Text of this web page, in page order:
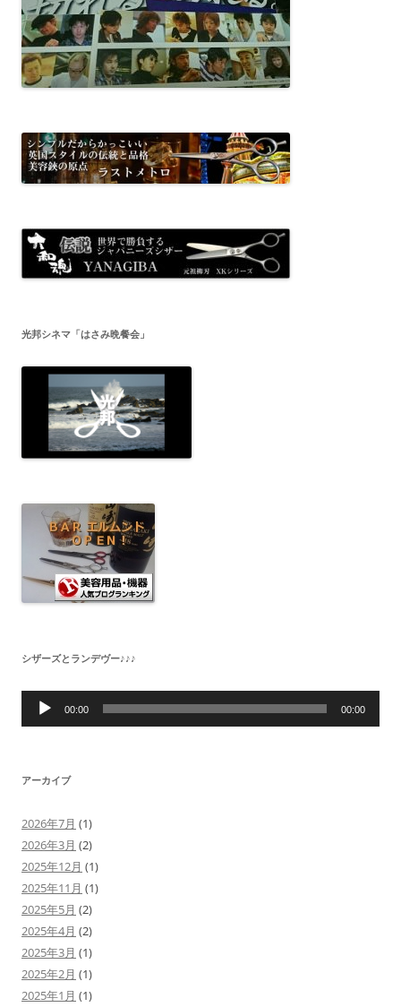
光邦シネマ「はさみ晩餐会」
シザーズとランデヴー♪♪♪
音
00:00 00:00
アーカイブ
2026年7月 (1)
2026年3月 (2)
2025年12月 (1)
2025年11月 (1)
2025年5月 (2)
2025年4月 (2)
2025年3月 (1)
2025年2月 (1)
2025年1月 (1)